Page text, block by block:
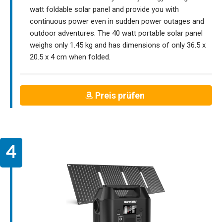
watt foldable solar panel and provide you with
continuous power even in sudden power outages and
outdoor adventures. The 40 watt portable solar panel
weighs only 1.45 kg and has dimensions of only 36.5 x
20.5 x 4 cm when folded.
Preis prüfen